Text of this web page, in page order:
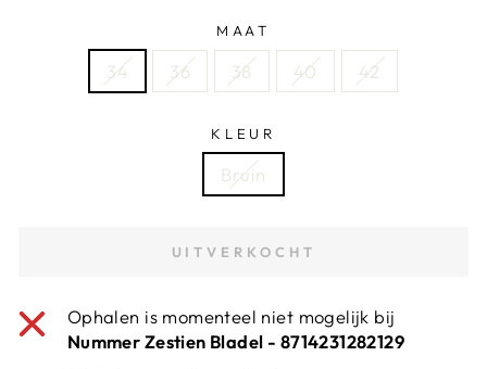
MAAT
34 36 38 40 42
KLEUR
Bruin
UITVERKOCHT
Ophalen is momenteel niet mogelijk bij
Nummer Zestien Bladel - 8714231282129